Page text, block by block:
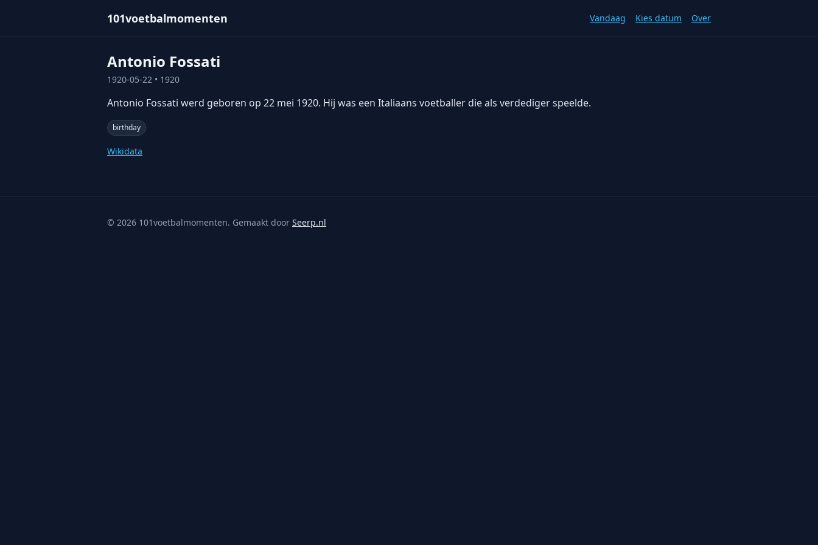
101voetbalmomenten Vandaag Kies datum Over
Antonio Fossati
1920-05-22 • 1920
Antonio Fossati werd geboren op 22 mei 1920. Hij was een Italiaans voetballer die als verdediger speelde.
birthday
Wikidata
© 2026 101voetbalmomenten. Gemaakt door Seerp.nl